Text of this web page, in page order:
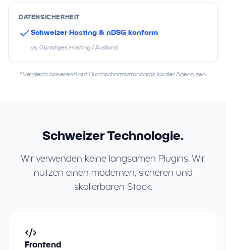
DATENSICHERHEIT
Schweizer Hosting & nDSG konform
vs. Günstiges Hosting / Ausland
*Vergleich basierend auf Durchschnittsstandards lokaler Agenturen.
Schweizer Technologie.
Wir verwenden keine langsamen Plugins. Wir
nutzen einen modernen, sicheren und
skalierbaren Stack.
Frontend